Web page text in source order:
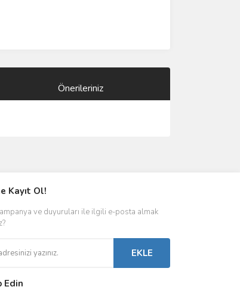
Önerileriniz
Kayıt Ol!
ve duyuruları ile ilgili e-posta almak
EKLE
Edin